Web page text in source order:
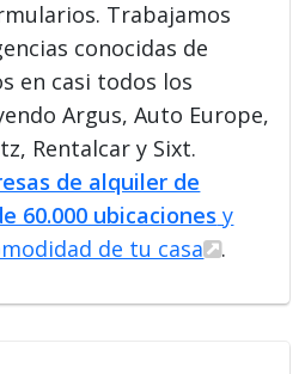
Trabajamos
conocidas de
en casi todos los
Argus, Auto Europe,
Rentalcar y Sixt.
de alquiler de
60.000 ubicaciones y
de tu casa
.